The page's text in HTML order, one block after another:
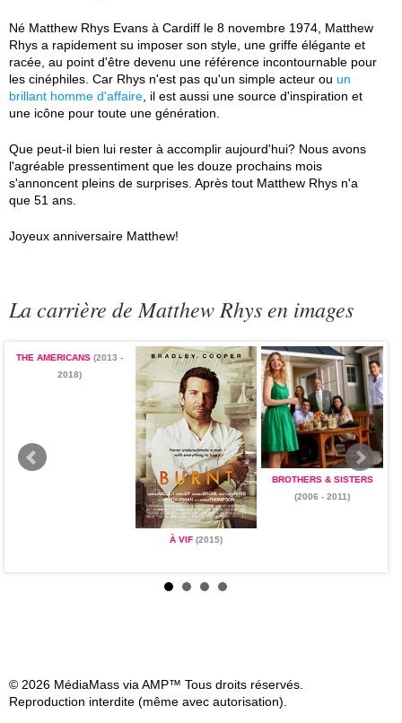
Né Matthew Rhys Evans à Cardiff le 8 novembre 1974, Matthew
Rhys a rapidement su imposer son style, une griffe élégante et
racée, au point d'être devenu une référence incontournable pour
les cinéphiles. Car Rhys n'est pas qu'un simple acteur ou un
brillant homme d'affaire , il est aussi une source d'inspiration et
une icône pour toute une génération.
Que peut-il bien lui rester à accomplir aujourd'hui? Nous avons
l'agréable pressentiment que les douze prochains mois
s'annoncent pleins de surprises. Après tout Matthew Rhys n'a
que 51 ans.
Joyeux anniversaire Matthew!
La carrière de Matthew Rhys en images
THE AMERICANS (2013 -
2018)
À VIF(2015)
BROTHERS & SISTERS
(2006 - 2011)
© 2026 MédiaMass via AMP™ Tous droits réservés.
Reproduction interdite (même avec autorisation).